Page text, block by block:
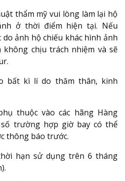
thẩm mỹ vui lòng làm lại hộ
ở thời điểm hiện tại. Nếu
ảnh hộ chiếu khác hình ảnh
chịu trách nhiệm và sẽ
bất kì lí do thăm thân, kinh
thuộc vào các hãng Hàng
trường hợp giờ bay có thể
thông báo trước.
hạn sử dụng trên 6 tháng